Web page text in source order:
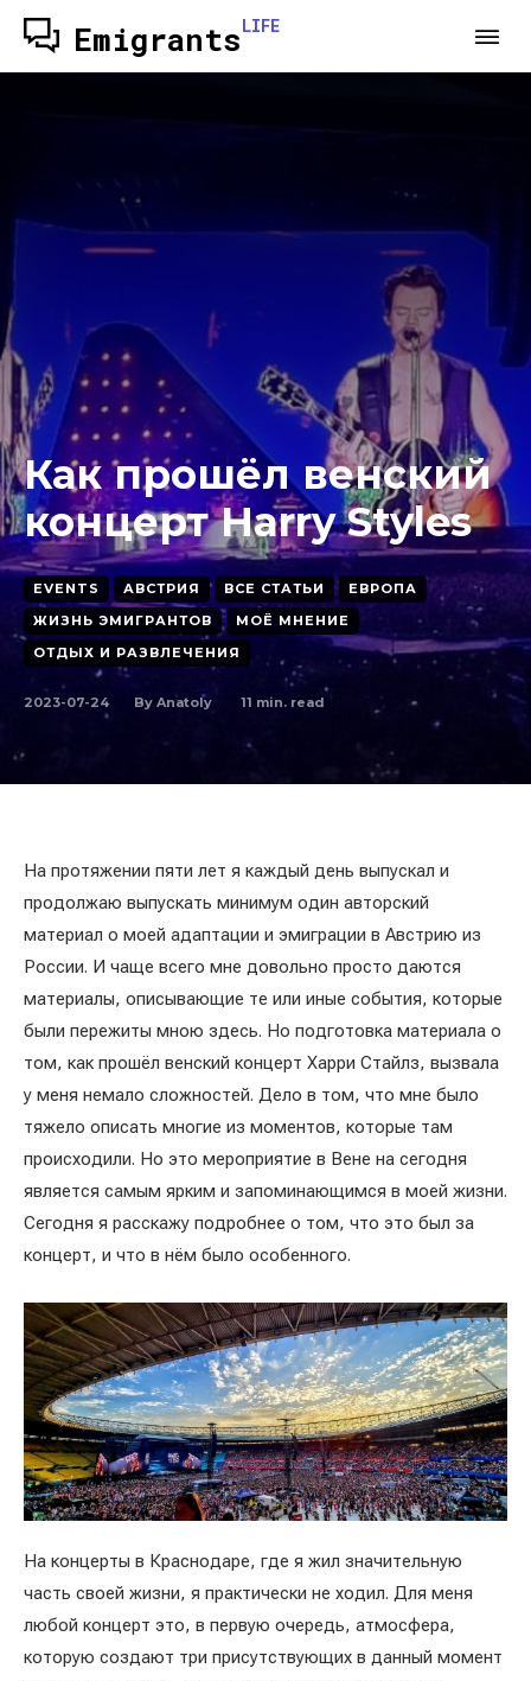
EmigrantsLIFE
Как прошёл венский
концерт Harry Styles
EVENTS АВСТРИЯ ВСЕ СТАТЬИ
ЕВРОПА
ЖИЗНЬ ЭМИГРАНТОВ
МОЁ МНЕНИЕ
ОТДЫХ И РАЗВЛЕЧЕНИЯ
2023-07-24 By Anatoly 11 min. read
На протяжении пяти лет я каждый день выпускал и
продолжаю выпускать минимум один авторский
материал о моей адаптации и эмиграции в Австрию из
России. И чаще всего мне довольно просто даются
материалы, описывающие те или иные события, которые
были пережиты мною здесь. Но подготовка материала о
том, как прошёл венский концерт Харри Стайлз, вызвала
у меня немало сложностей. Дело в том, что мне было
тяжело описать многие из моментов, которые там
происходили. Но это мероприятие в Вене на сегодня
является самым ярким и запоминающимся в моей жизни.
Сегодня я расскажу подробнее о том, что это был за
концерт, и что в нём было особенного.
На концерты в Краснодаре, где я жил значительную
часть своей жизни, я практически не ходил. Для меня
любой концерт это, в первую очередь, атмосфера,
которую создают три присутствующих в данный момент